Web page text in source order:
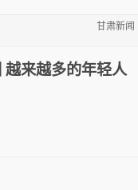
甘肃新闻
越来越多的年轻人